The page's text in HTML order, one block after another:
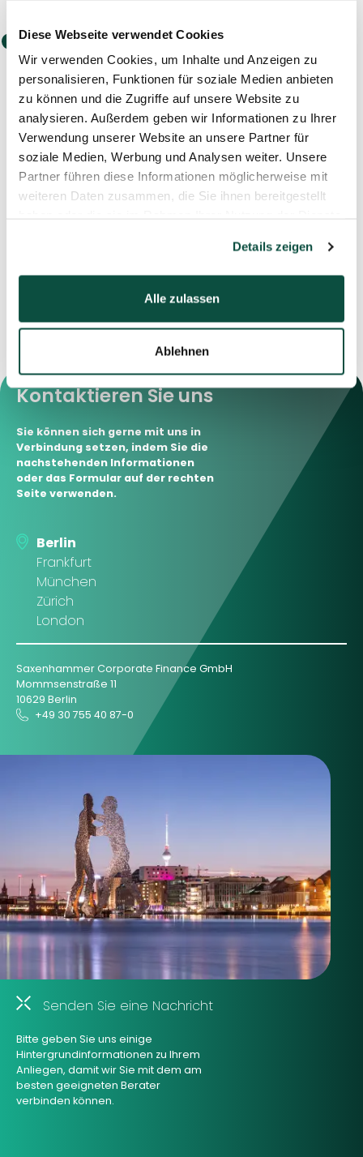
Diese Webseite verwendet Cookies
Wir verwenden Cookies, um Inhalte und Anzeigen zu
personalisieren, Funktionen für soziale Medien anbieten
zu können und die Zugriffe auf unsere Website zu
analysieren. Außerdem geben wir Informationen zu Ihrer
Verwendung unserer Website an unsere Partner für
soziale Medien, Werbung und Analysen weiter. Unsere
Partner führen diese Informationen möglicherweise mit
weiteren Daten zusammen, die Sie ihnen bereitgestellt
Details zeigen
Alle zulassen
Ablehnen
03.06.2026
Fachbeitrag von Carina Küffen und
Andreas Poellen in der CH-D Wirtschaft
Carina Küffen und Andreas Poellen zeigen in
entscheiden und wie Unternehmen auch in
Handlungsspielräume bewahren können.
Kontaktieren Sie uns
Sie können sich gerne mit uns in
Verbindung setzen, indem Sie die
nachstehenden Informationen
oder das Formular auf der rechten
Seite verwenden.
Berlin
Frankfurt
München
Zürich
London
Saxenhammer Corporate Finance GmbH
Mommsenstraße 11
10629 Berlin
+49 30 755 40 87-0
Senden Sie eine Nachricht
Bitte geben Sie uns einige
Hintergrundinformationen zu Ihrem
Anliegen, damit wir Sie mit dem am
besten geeigneten Berater
verbinden können.